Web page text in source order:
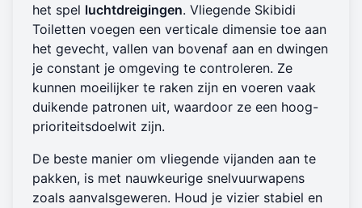
het spel luchtdreigingen. Vliegende Skibidi
Toiletten voegen een verticale dimensie toe aan
het gevecht, vallen van bovenaf aan en dwingen
je constant je omgeving te controleren. Ze
kunnen moeilijker te raken zijn en voeren vaak
duikende patronen uit, waardoor ze een hoog-
prioriteitsdoelwit zijn.
De beste manier om vliegende vijanden aan te
pakken, is met nauwkeurige snelvuurwapens
zoals aanvalsgeweren. Houd je vizier stabiel en